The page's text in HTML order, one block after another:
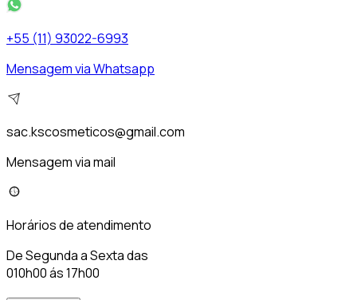
+55 (11) 93022-6993
Mensagem via Whatsapp
sac.kscosmeticos@gmail.com
Mensagem via mail
Horários de atendimento
De Segunda a Sexta das
010h00 ás 17h00